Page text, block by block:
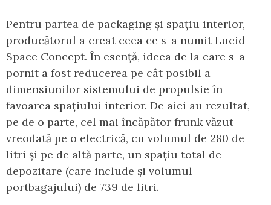
Pentru partea de packaging și spațiu interior,
producătorul a creat ceea ce s-a numit Lucid
Space Concept. În esență, ideea de la care s-a
pornit a fost reducerea pe cât posibil a
dimensiunilor sistemului de propulsie în
favoarea spațiului interior. De aici au rezultat,
pe de o parte, cel mai încăpător frunk văzut
vreodată pe o electrică, cu volumul de 280 de
litri și pe de altă parte, un spațiu total de
depozitare (care include și volumul
portbagajului) de 739 de litri.